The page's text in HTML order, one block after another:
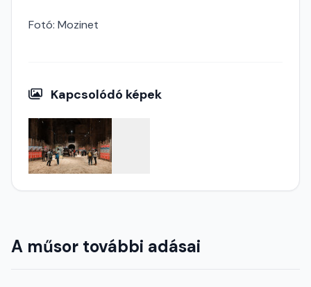
Fotó: Mozinet
Kapcsolódó képek
A műsor további adásai